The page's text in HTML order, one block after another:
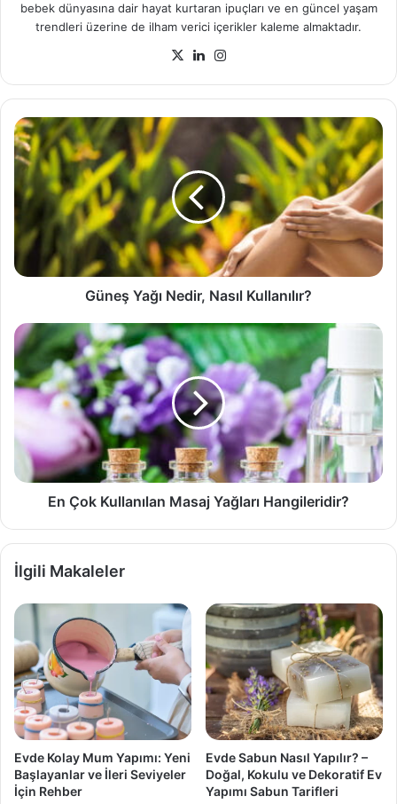
bebek dünyasına dair hayat kurtaran ipuçları ve en güncel yaşam
trendleri üzerine de ilham verici içerikler kaleme almaktadır.
X LinkedIn
Güneş
Yağı
Nedir,
Nasıl
Kullanılır?
Güneş Yağı Nedir, Nasıl Kullanılır?
En
Çok
Kullanılan
Masaj
Yağları
Hangileridir?
En Çok Kullanılan Masaj Yağları Hangileridir?
İlgili Makaleler
Evde Kolay Mum Yapımı: Yeni
Başlayanlar ve İleri Seviyeler
İçin Rehber
Evde Sabun Nasıl Yapılır? –
Doğal, Kokulu ve Dekoratif Ev
Yapımı Sabun Tarifleri